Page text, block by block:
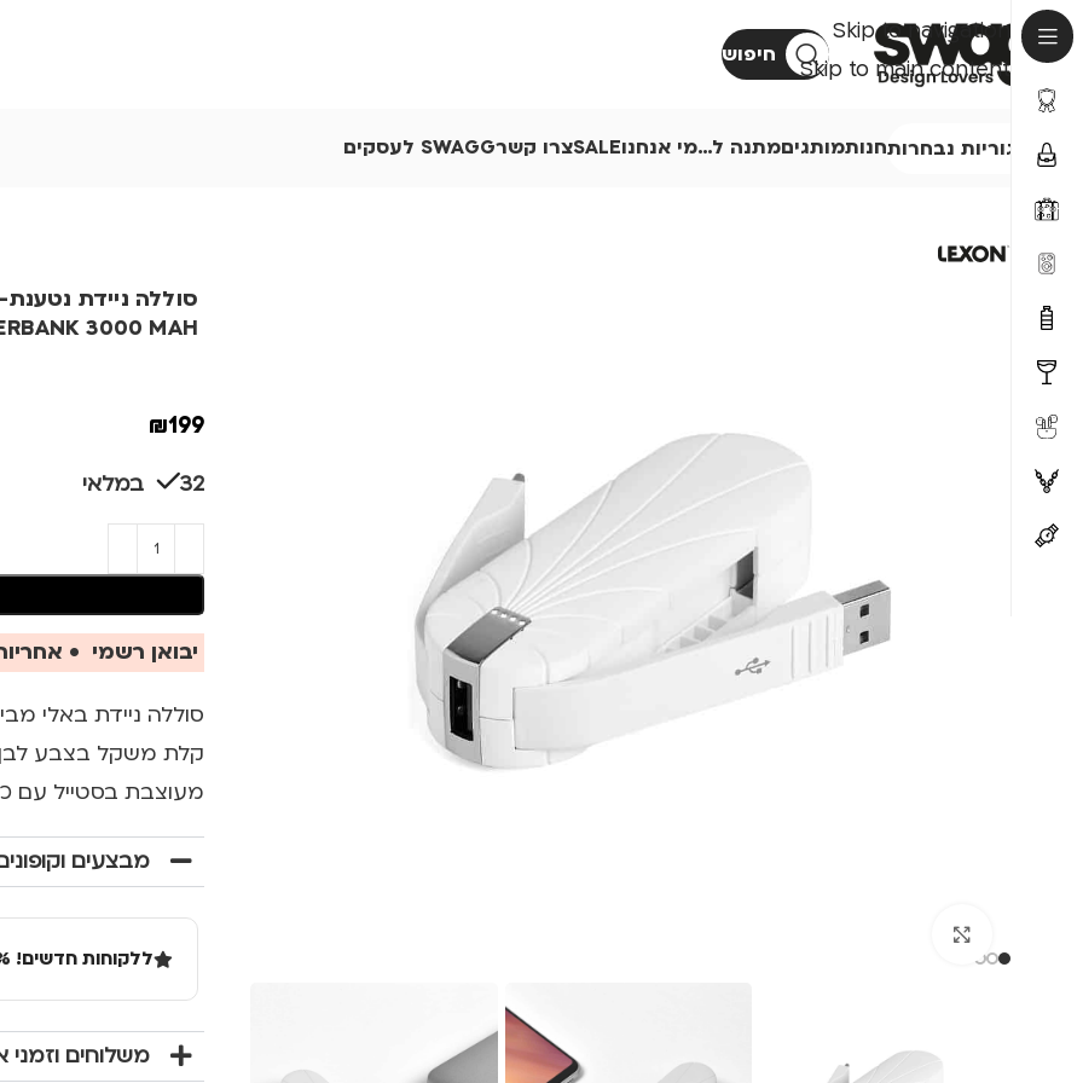
Skip to navigation
Skip to main content
חיפוש
קטגוריות נבחרותחנותמותגיםמתנה ל…מי אנחנוSALEצרו קשרSWAGG לעסקים
3000 MAH
₪199
32 במלאי
יבואן רשמי •
קלת משקל בצבע לבן
מעוצבת בסטייל עם
מבצעים
ללקוחות חדשים! 10% הנחה בקנייה ראשונה מעל 100 שקל באתר.
משלוחים